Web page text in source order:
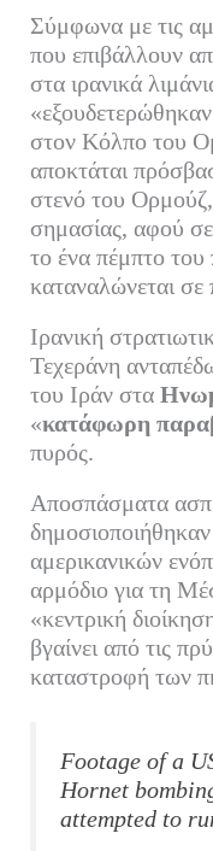
Σύμφωνα με τις
που επιβάλλουν
στα ιρανικά
στον Κόλπο του
αποκτάται
στενό του Ορμούζ,
σημασίας, αφού
το ένα πέμπτο του
καταναλώνεται
Ιρανική
Τεχεράνη
του Ιράν στα
«κατάφωρη
πυρός.
Αποσπάσματα
αμερικανικών
αρμόδιο για τη
«κεντρική
βγαίνει από τις
καταστροφή των
Footage of a
Hornet
attempted to